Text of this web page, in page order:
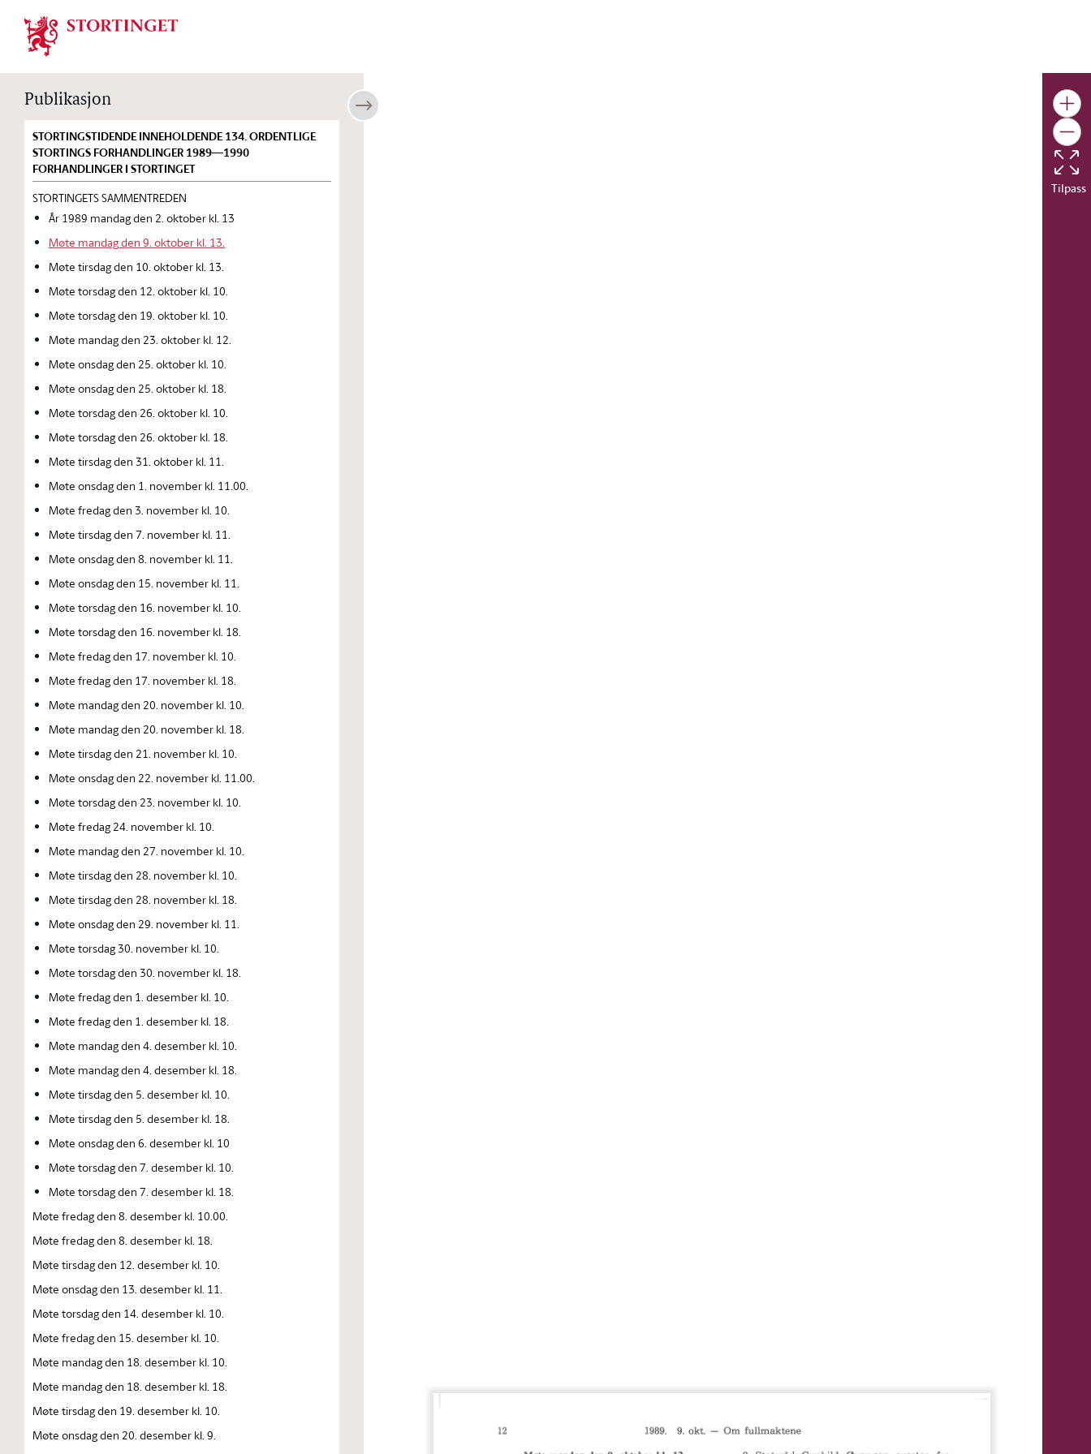
Stortinget.no
Publikasjon
STORTINGSTIDENDE INNEHOLDENDE 134. ORDENTLIGE
STORTINGS FORHANDLINGER 1989—1990
FORHANDLINGER I STORTINGET
STORTINGETS SAMMENTREDEN
År 1989 mandag den 2. oktober kl. 13
Møte mandag den 9. oktober kl. 13.
Møte tirsdag den 10. oktober kl. 13.
Møte torsdag den 12. oktober kl. 10.
Møte torsdag den 19. oktober kl. 10.
Møte mandag den 23. oktober kl. 12.
Møte onsdag den 25. oktober kl. 10.
Møte onsdag den 25. oktober kl. 18.
Møte torsdag den 26. oktober kl. 10.
Møte torsdag den 26. oktober kl. 18.
Møte tirsdag den 31. oktober kl. 11.
Møte onsdag den 1. november kl. 11.00.
Møte fredag den 3. november kl. 10.
Møte tirsdag den 7. november kl. 11.
Møte onsdag den 8. november kl. 11.
Møte onsdag den 15. november kl. 11.
Møte torsdag den 16. november kl. 10.
Møte torsdag den 16. november kl. 18.
Møte fredag den 17. november kl. 10.
Møte fredag den 17. november kl. 18.
Møte mandag den 20. november kl. 10.
Møte mandag den 20. november kl. 18.
Møte tirsdag den 21. november kl. 10.
Møte onsdag den 22. november kl. 11.00.
Møte torsdag den 23. november kl. 10.
Møte fredag 24. november kl. 10.
Møte mandag den 27. november kl. 10.
Møte tirsdag den 28. november kl. 10.
Møte tirsdag den 28. november kl. 18.
Møte onsdag den 29. november kl. 11.
Møte torsdag 30. november kl. 10.
Møte torsdag den 30. november kl. 18.
Møte fredag den 1. desember kl. 10.
Møte fredag den 1. desember kl. 18.
Møte mandag den 4. desember kl. 10.
Møte mandag den 4. desember kl. 18.
Møte tirsdag den 5. desember kl. 10.
Møte tirsdag den 5. desember kl. 18.
Møte onsdag den 6. desember kl. 10
Møte torsdag den 7. desember kl. 10.
Møte torsdag den 7. desember kl. 18.
Møte fredag den 8. desember kl. 10.00.
Møte fredag den 8. desember kl. 18.
Møte tirsdag den 12. desember kl. 10.
Møte onsdag den 13. desember kl. 11.
Møte torsdag den 14. desember kl. 10.
Møte fredag den 15. desember kl. 10.
Møte mandag den 18. desember kl. 10.
Møte mandag den 18. desember kl. 18.
Møte tirsdag den 19. desember kl. 10.
Møte onsdag den 20. desember kl. 9.